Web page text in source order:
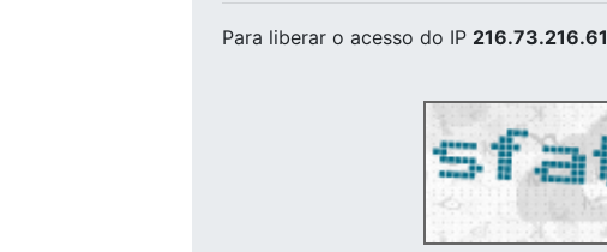
Para liberar o acesso do IP 216.73.216.61